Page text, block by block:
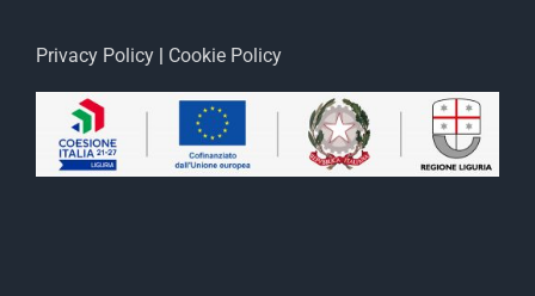
Privacy Policy Cookie Policy